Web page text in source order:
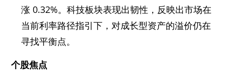
涨 0.32%。科技板块表现出韧性，反映出市场在
当前利率路径指引下，对成长型资产的溢价仍在
寻找平衡点。
个股焦点